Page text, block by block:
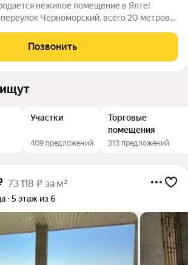
нежилое помещение в Ялте!
Черноморский, всего 20 метров
Позвонить
Участки
409 предложений
Торговые
помещения
313 предложений
73 118 ₽ за м²
5 этаж из 6